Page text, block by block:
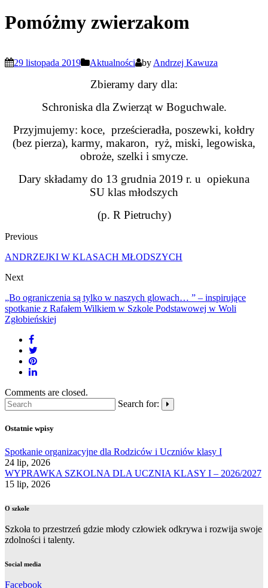
Pomóżmy zwierzakom
29 listopada 2019 Aktualności by Andrzej Kawuza
Zbieramy dary dla:
Schroniska dla Zwierząt w Boguchwale.
Przyjmujemy: koce, prześcieradła, poszewki, kołdry
(bez pierza), karmy, makaron, ryż, miski, legowiska,
obroże, szelki i smycze.
Dary składamy do 13 grudnia 2019 r. u opiekuna
SU klas młodszych
(p. R Pietruchy)
Previous
ANDRZEJKI W KLASACH MŁODSZYCH
Next
„Bo ograniczenia są tylko w naszych glowach… ” – inspirujące
spotkanie z Rafałem Wilkiem w Szkole Podstawowej w Woli
Zgłobieńskiej
Comments are closed.
Search for:
Ostatnie wpisy
Spotkanie organizacyjne dla Rodziców i Uczniów klasy I
24 lip, 2026
WYPRAWKA SZKOLNA DLA UCZNIA KLASY I – 2026/2027
15 lip, 2026
O szkole
Szkoła to przestrzeń gdzie młody człowiek odkrywa i rozwija swoje
zdolności i talenty.
Social media
Facebook